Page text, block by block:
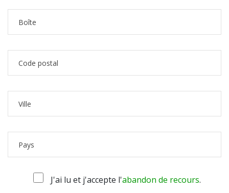
J'ai lu et j'accepte l'abandon de recours.